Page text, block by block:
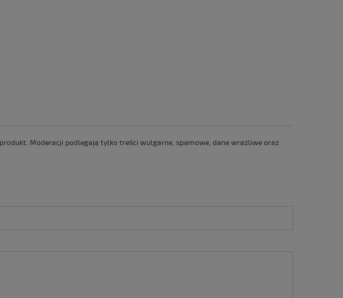
Moderacji podlegają tylko treści wulgarne, spamowe, dane wrażliwe oraz